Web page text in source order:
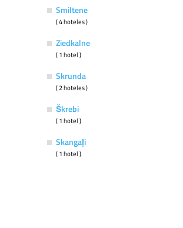
Smiltene
( 4 hoteles )
Ziedkalne
( 1 hotel )
Skrunda
( 2 hoteles )
Škrebi
( 1 hotel )
Skangaļi
( 1 hotel )